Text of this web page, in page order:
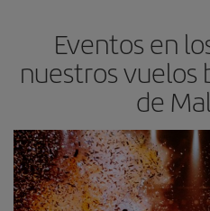
Eventos en
nuestros vuelos
de